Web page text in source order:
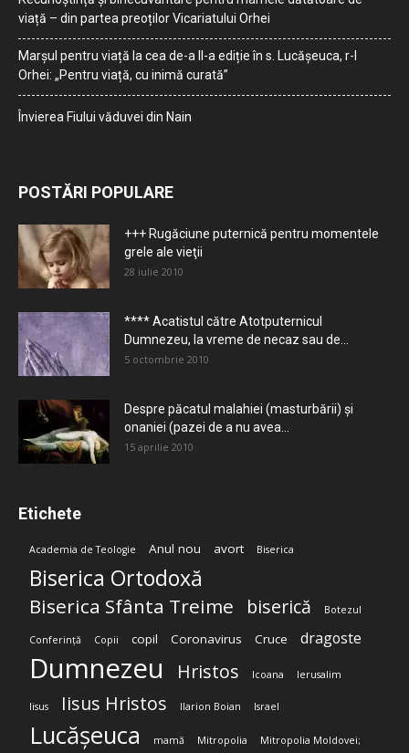
viață – din partea preoților Vicariatului Orhei
Marșul pentru viață la cea de-a II-a ediție în s. Lucășeuca, r-l
Orhei: „Pentru viață, cu inimă curată”
Învierea Fiului văduvei din Nain
POSTĂRI POPULARE
+++ Rugăciune puternică pentru momentele
grele ale vieţii
28 iulie 2010
**** Acatistul către Atotputernicul
Dumnezeu, la vreme de necaz sau de...
5 octombrie 2010
Despre păcatul malahiei (masturbării) şi
onaniei (pazei de a nu avea...
15 aprilie 2010
Etichete
Academia de Teologie Anul nou avort Biserica
Biserica Ortodoxă
Biserica Sfânta Treime biserică Botezul
Conferință Copii copil Coronavirus Cruce dragoste
Dumnezeu Hristos Icoana Ierusalim
Iisus Iisus Hristos Ilarion Boian Israel
Lucășeuca mamă Mitropolia Mitropolia Moldovei;